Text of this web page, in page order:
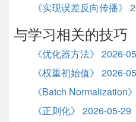
《实现误差反向传播》
与学习相关的技巧
《优化器方法》 2026-
《权重初始值》 2026-
《Batch Normalization
《正则化》 2026-05-29